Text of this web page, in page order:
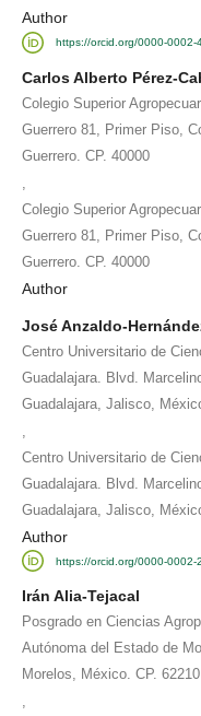
Author
https://orcid.org/0000-0002-
Carlos Alberto Pérez-
Colegio Superior
Guerrero 81, Primer Piso,
Guerrero. CP. 40000
Colegio Superior
Guerrero 81, Primer Piso,
Guerrero. CP. 40000
Author
José Anzaldo-
Centro Universitario de
Guadalajara. Blvd.
Guadalajara, Jalisco,
Centro Universitario de
Guadalajara. Blvd.
Guadalajara, Jalisco,
Author
https://orcid.org/0000-
Irán Alia-Tejacal
Posgrado en Ciencias
Autónoma del Estado de
Morelos, México. CP. 62210
,